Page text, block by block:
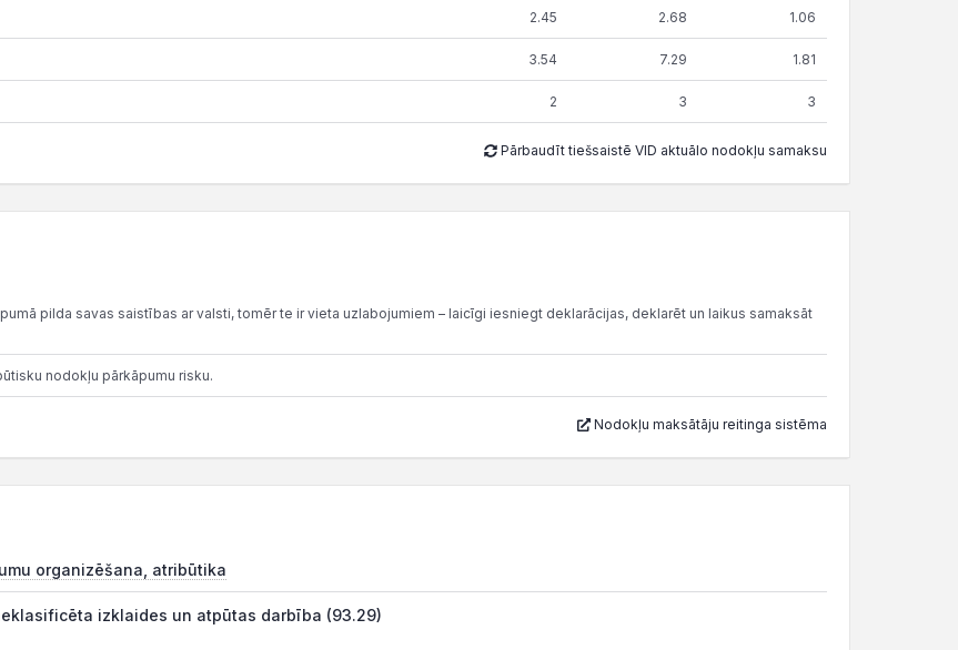
2.45 2.68 1.06
3.54 7.29 1.81
2 3 3
Pārbaudīt tiešsaistē VID aktuālo nodokļu samaksu
pilda savas saistības ar valsti, tomēr te ir vieta uzlabojumiem – laicīgi iesniegt deklarācijas, deklarēt un laikus samaksāt
nodokļu pārkāpumu risku.
Nodokļu maksātāju reitinga sistēma
organizēšana, atribūtika
izklaides un atpūtas darbība (93.29)